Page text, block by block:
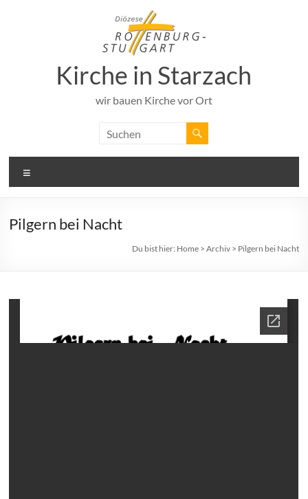
Kirche in Starzach
wir bauen Kirche vor Ort
Pilgern bei Nacht
Du bist hier: Home> Archiv> Pilgern bei Nacht